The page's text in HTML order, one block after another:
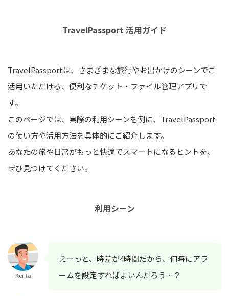
TravelPassport 活用ガイド
TravelPassportは、さまざまな旅行やお出かけのシーンでご
活用いただける、便利なチケット・ファイル管理アプリで
す。
このページでは、実際の利用シーンを例に、TravelPassport
の使い方や活用方法を具体的にご紹介します。
あなたの旅や日常がもっと快適でスマートになるヒントを、
ぜひ見つけてください。
利用シーン
Kenta
えーっと、時差が4時間だから、何時にアラ
ームを設定すればよいんだろう…？